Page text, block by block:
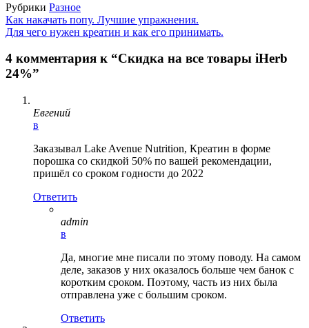
Рубрики Разное
Как накачать попу. Лучшие упражнения.
Для чего нужен креатин и как его принимать.
4 комментария к “Скидка на все товары iHerb
24%”
Евгений
в
Заказывал Lake Avenue Nutrition, Креатин в форме
порошка со скидкой 50% по вашей рекомендации,
пришёл со сроком годности до 2022
Ответить
admin
в
Да, многие мне писали по этому поводу. На самом
деле, заказов у них оказалось больше чем банок с
коротким сроком. Поэтому, часть из них была
отправлена уже с большим сроком.
Ответить